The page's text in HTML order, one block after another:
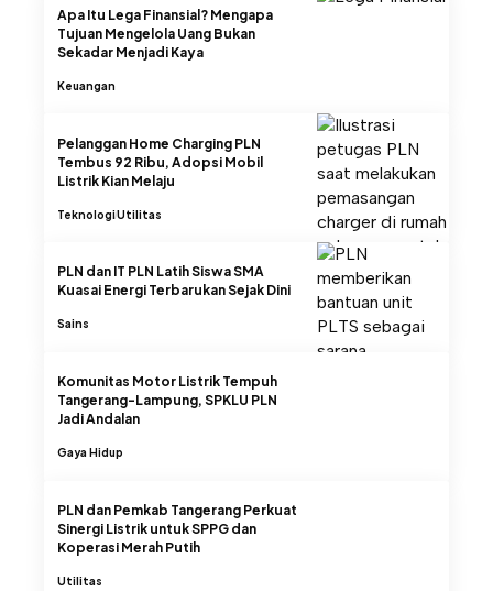
Apa Itu Lega Finansial? Mengapa
Tujuan Mengelola Uang Bukan
Sekadar Menjadi Kaya
Keuangan
Pelanggan Home Charging PLN
Tembus 92 Ribu, Adopsi Mobil
Listrik Kian Melaju
TeknologiUtilitas
PLN dan IT PLN Latih Siswa SMA
Kuasai Energi Terbarukan Sejak Dini
Sains
Komunitas Motor Listrik Tempuh
Tangerang-Lampung, SPKLU PLN
Jadi Andalan
Gaya Hidup
PLN dan Pemkab Tangerang Perkuat
Sinergi Listrik untuk SPPG dan
Koperasi Merah Putih
Utilitas